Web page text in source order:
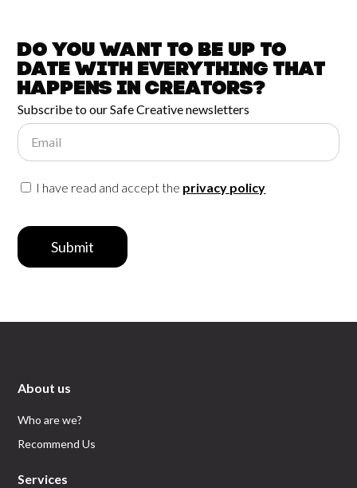
Do you want to be up to
date witheverything that
happens inCreators?
Subscribe to our Safe Creative newsletters
Email
I have read and accept the privacy policy
Submit
About us
Who are we?
Recommend Us
Services